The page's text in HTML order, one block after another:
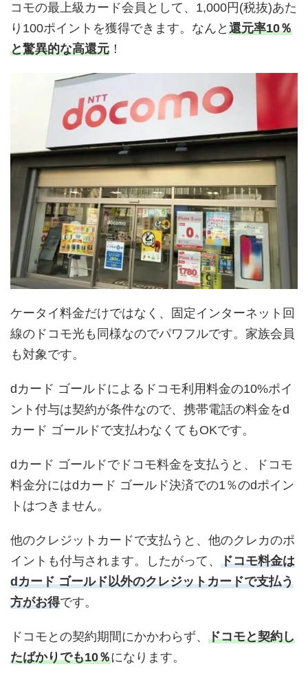
コモの最上級カード会員として、1,000円(税抜)あた
り100ポイントを獲得できます。なんと 還元率10％
と驚異的な高還元 ！
ケータイ料金だけではなく、固定インターネット回
線のドコモ光も同様なのでパワフルです。家族会員
も対象です。
dカード ゴールドによるドコモ利用料金の10%ポイ
ント付与は契約が条件なので、携帯電話の料金をd
カード ゴールドで支払わなくてもOKです。
dカード ゴールドでドコモ料金を支払うと、ドコモ
料金分にはdカード ゴールド決済での1％のdポイン
トはつきません。
他のクレジットカードで支払うと、他のクレカのポ
イントも付与されます。したがって、 ドコモ料金は
dカード ゴールド以外のクレジットカードで支払う
方がお得です。
ドコモとの契約期間にかかわらず、 ドコモと契約し
たばかりでも10％になります。